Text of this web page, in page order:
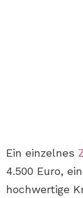
Ein einzelnes
4.500 Euro,
hochwertige